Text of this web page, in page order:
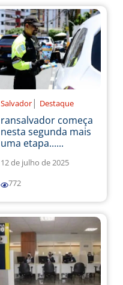
Salvador | Destaque
ransalvador começa
nesta segunda mais
uma etapa......
12 de julho de 2025
772